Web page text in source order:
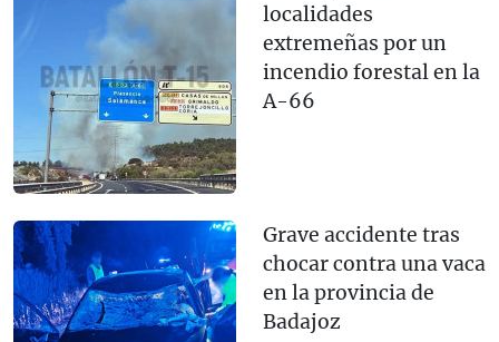
localidades
extremeñas por un
incendio forestal en la
A-66
Grave accidente tras
chocar contra una vaca
en la provincia de
Badajoz